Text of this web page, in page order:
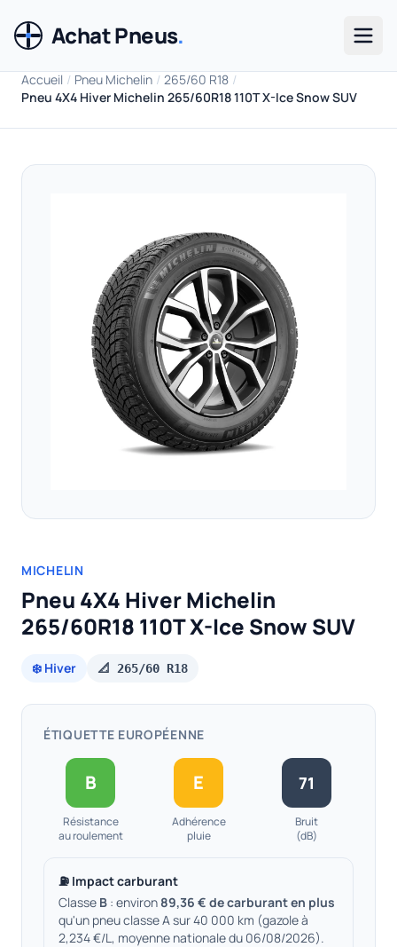
Achat Pneus.
Accueil / Pneu Michelin / 265/60 R18 /
Pneu 4X4 Hiver Michelin 265/60R18 110T X-Ice Snow SUV
MICHELIN
Pneu 4X4 Hiver Michelin
265/60R18 110T X-Ice Snow SUV
❄️ Hiver 📐 265/60 R18
ÉTIQUETTE EUROPÉENNE
B
Résistance
au roulement
E
Adhérence
pluie
71
Bruit
(dB)
⛽ Impact carburant
Classe B : environ 89,36 € de carburant en plus
qu'un pneu classe A sur 40 000 km (gazole à
2,234 €/L, moyenne nationale du 06/08/2026).